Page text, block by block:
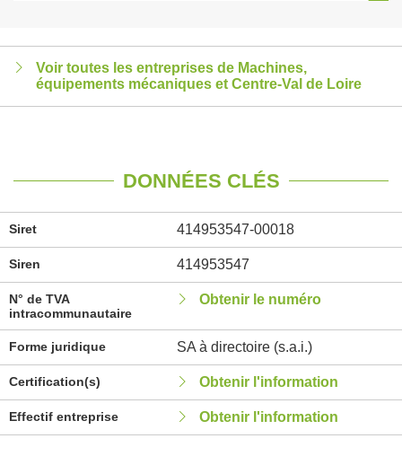
Voir toutes les entreprises de Machines,
équipements mécaniques et Centre-Val de Loire
DONNÉES CLÉS
Siret 414953547-00018
Siren 414953547
N° de TVA
intracommunautaire
Obtenir le numéro
Forme juridique SA à directoire (s.a.i.)
Certification(s) Obtenir l'information
Effectif entreprise Obtenir l'information